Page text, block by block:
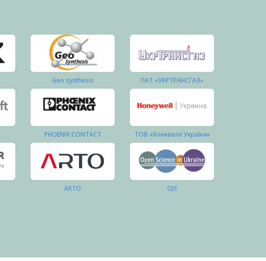
Geo synthesis ПАТ «УКРТРАНСГАЗ»
PHOENIX CONTACT ТОВ «Хоневелл Україна»
ARTO OJS